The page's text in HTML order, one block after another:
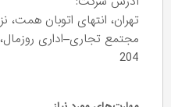
تهران، انتهای اتوبان همت،
مجتمع تجاری–اداری
204